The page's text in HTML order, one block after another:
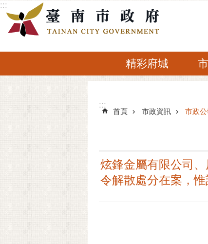
跳到主要內容區塊
:::
精彩府城
:::
:::
首頁 市政資訊 市政
炫鋒金屬有限公司
令解散處分在案，惟